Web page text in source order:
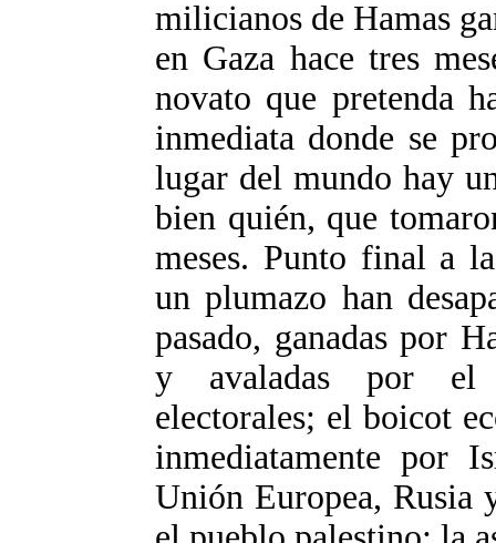
milicianos de Hamas
en Gaza hace tres
novato que pretenda
inmediata donde se
lugar del mundo hay
bien quién, que
meses. Punto final a
un plumazo han
pasado, ganadas por
y avaladas por el
electorales; el boicot
inmediatamente por
Unión Europea, Rusia